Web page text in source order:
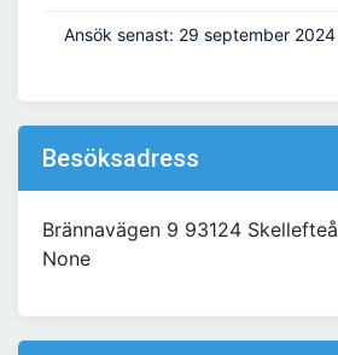
Ansök senast: 29 september 2024
Besöksadress
Brännavägen 9 93124 Skellefteå
None